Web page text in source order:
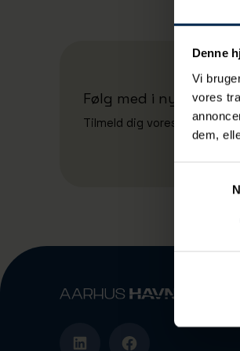
Denne
Vi
vores
dem,
Følg med i nyheder
Tilmeld dig vores